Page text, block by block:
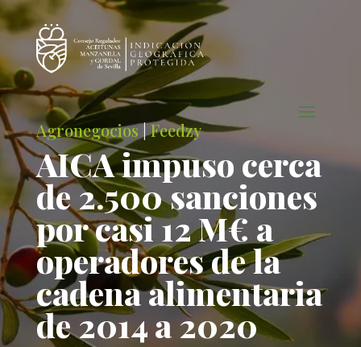
Agronegocios|Feedzy
AICA impuso cerca
de 2.500 sanciones
por casi 12 M€ a
operadores de la
cadena alimentaria
de 2014 a 2020